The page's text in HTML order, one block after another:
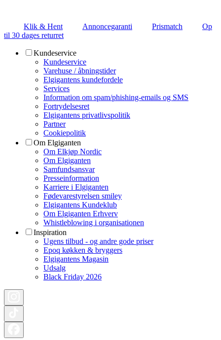
Klik & Hent Annoncegaranti Prismatch
Op
til 30 dages returret
Kundeservice
Kundeservice
Varehuse / åbningstider
Elgigantens kundefordele
Services
Information om spam/phishing-emails og SMS
Fortrydelsesret
Elgigantens privatlivspolitik
Partner
Cookiepolitik
Om Elgiganten
Om Elkjøp Nordic
Om Elgiganten
Samfundsansvar
Presseinformation
Karriere i Elgiganten
Fødevarestyrelsen smiley
Elgigantens Kundeklub
Om Elgiganten Erhverv
Whistleblowing i organisationen
Inspiration
Ugens tilbud - og andre gode priser
Epoq køkken & bryggers
Elgigantens Magasin
Udsalg
Black Friday 2026